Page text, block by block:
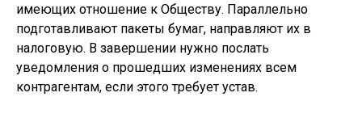
имеющих отношение к Обществу. Параллельно
подготавливают пакеты бумаг, направляют их в
налоговую. В завершении нужно послать
уведомления о прошедших изменениях всем
контрагентам, если этого требует устав.